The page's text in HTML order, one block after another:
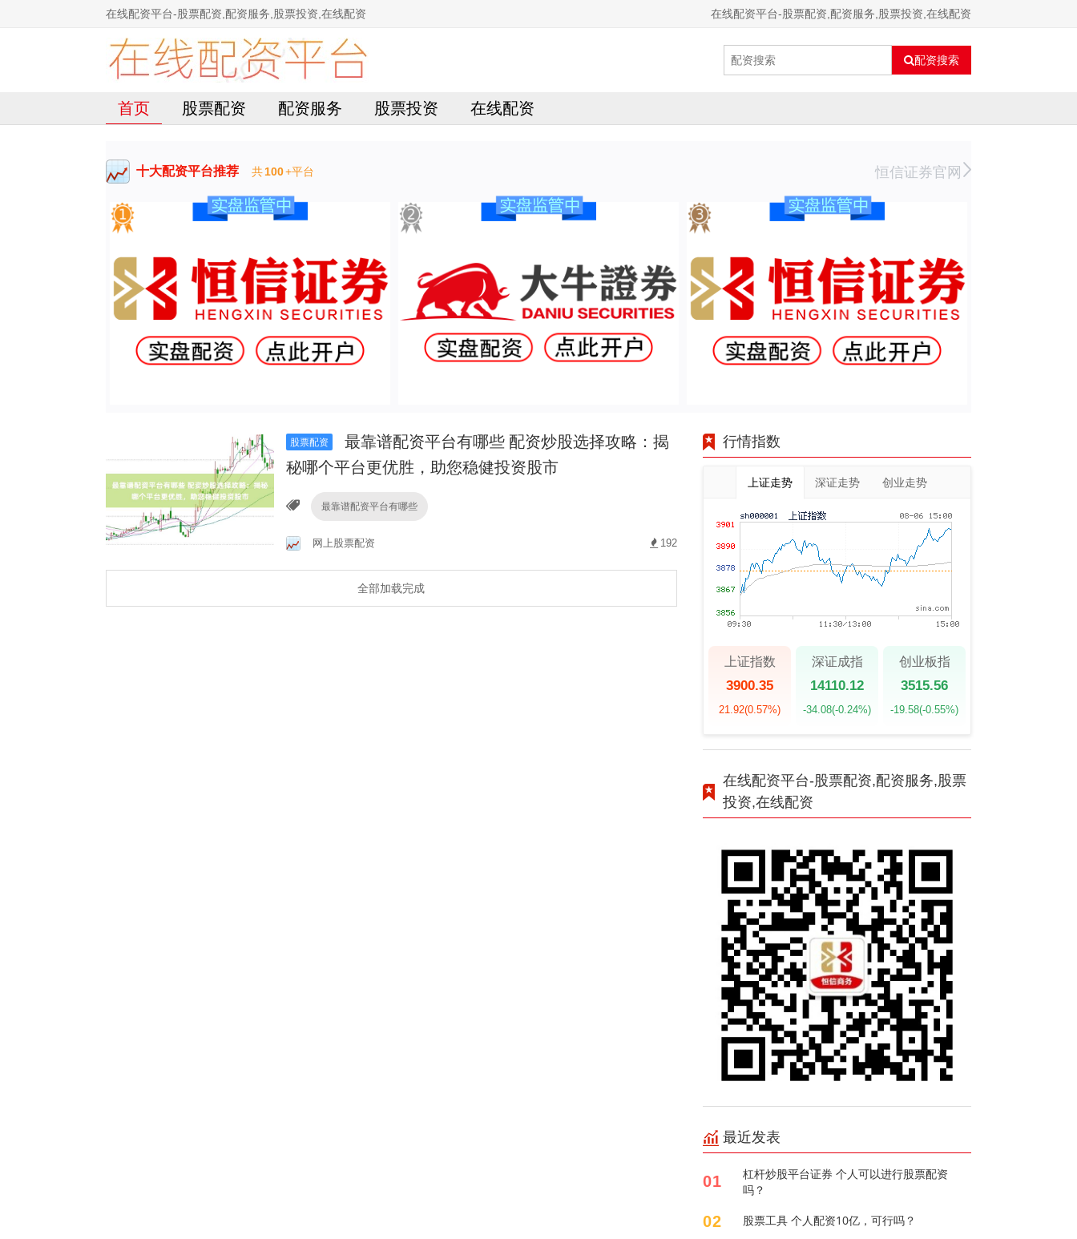
在线配资平台-股票配资,配资服务,股票投资,在线配资 在线配资平台-股票配资,配资服务,股票投资,在线配资
配资搜索
首页 股票配资 配资服务 股票投资 在线配资
十大配资平台推荐 共100+平台 恒信证券官网
股票配资
最靠谱配资平台有哪些 配资炒股选择攻略：揭
秘哪个平台更优胜，助您稳健投资股市
最靠谱配资平台有哪些
网上股票配资 192
全部加载完成
行情指数
上证走势 深证走势 创业走势
上证指数
3900.35
21.92(0.57%)
深证成指
14110.12
-34.08(-0.24%)
创业板指
3515.56
-19.58(-0.55%)
在线配资平台-股票配资,配资服务,股票
投资,在线配资
最近发表
01
杠杆炒股平台证券 个人可以进行股票配资
吗？
02 股票工具 个人配资10亿，可行吗？